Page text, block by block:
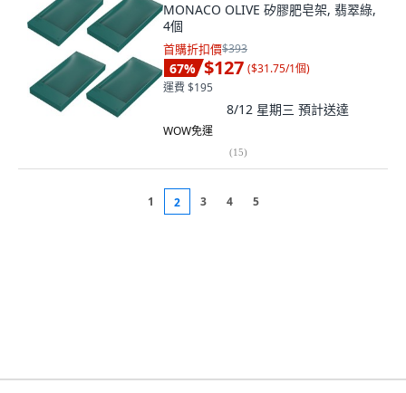
MONACO OLIVE 矽膠肥皂架, 翡翠綠,
4個
首購折扣價$393
67% $127 ($31.75/1個)
運費 $195
8/12 星期三 預計送達
WOW免運
(15)
1 2 3 4 5